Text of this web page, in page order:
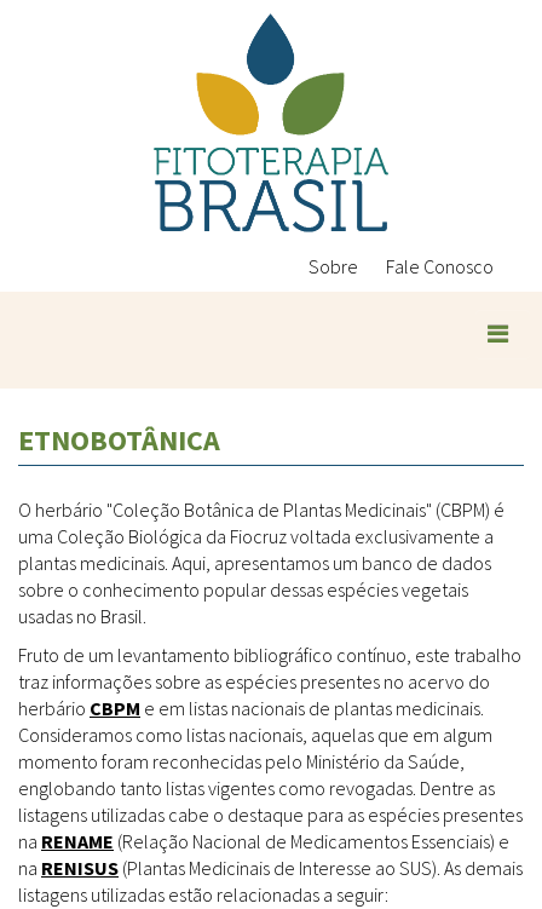
Sobre Fale Conosco
ETNOBOTÂNICA
O herbário "Coleção Botânica de Plantas Medicinais" (CBPM) é
uma Coleção Biológica da Fiocruz voltada exclusivamente a
plantas medicinais. Aqui, apresentamos um banco de dados
sobre o conhecimento popular dessas espécies vegetais
usadas no Brasil.
Fruto de um levantamento bibliográfico contínuo, este trabalho
traz informações sobre as espécies presentes no acervo do
herbário CBPM e em listas nacionais de plantas medicinais.
Consideramos como listas nacionais, aquelas que em algum
momento foram reconhecidas pelo Ministério da Saúde,
englobando tanto listas vigentes como revogadas. Dentre as
listagens utilizadas cabe o destaque para as espécies presentes
na RENAME (Relação Nacional de Medicamentos Essenciais) e
na RENISUS (Plantas Medicinais de Interesse ao SUS). As demais
listagens utilizadas estão relacionadas a seguir: